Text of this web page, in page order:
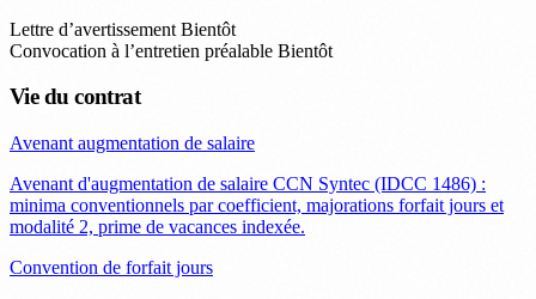
Lettre d’avertissement Bientôt
Convocation à l’entretien préalable Bientôt
Vie du contrat
Avenant augmentation de salaire
Avenant d'augmentation de salaire CCN Syntec (IDCC 1486) :
minima conventionnels par coefficient, majorations forfait jours et
modalité 2, prime de vacances indexée.
Convention de forfait jours